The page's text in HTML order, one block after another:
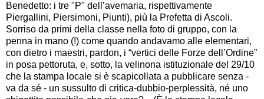
Benedetto: i tre "P" dell ’avemaria, rispettivamente
Piergallini, Piersimoni, Piunti), più la Prefetta di Ascoli.
Sorriso da primi della classe nella foto di gruppo, con la
penna in mano (!) come quando andavamo alle elementari,
con dietro i maestri, pardon, i “vertici delle Forze dell ’Ordine”
in posa pettoruta, e, sotto, la velinona istituzionale del 29/10
che la stampa locale si è scapicollata a pubblicare senza -
va da sé - un sussulto di critica-dubbio-perplessità, né uno